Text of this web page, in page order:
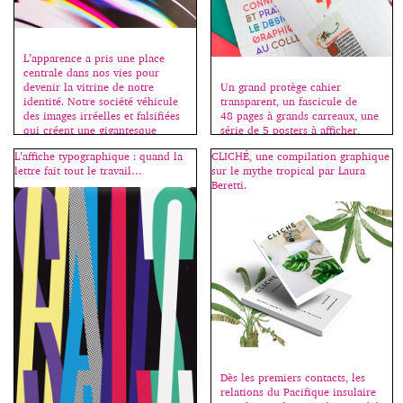
L’apparence a pris une place
centrale dans nos vies pour
devenir la vitrine de notre
identité. Notre société véhicule
des images irréelles et falsifiées
qui créent une gigantesque
illusion. Déformation et
altération des réalités, il existe
une distorsion entre le corps
réel et celui que l’on porte dans
sa tête. Simulacre propose donc
de parcourir […]
Un grand protège cahier
transparent, un fascicule de
48 pages à grands carreaux, une
série de 5 posters à afficher,
c’est la rentrée, bienvenue au
collège ! Fanette Mellier invente
la madeleine qui nous renvoie à
nos premières émotions
graphiques, souvent liées à
l’école. Cahiers, stylos, livres,
tous les jeunes des pays riches
vivent au milieu d’objets
graphiques […]
L’affiche typographique : quand la
lettre fait tout le travail…
CLICHÉ, une compilation graphique
sur le mythe tropical par Laura
Beretti.
Dès les premiers contacts, les
relations du Pacifique insulaire